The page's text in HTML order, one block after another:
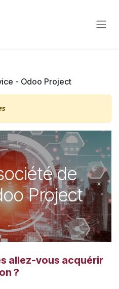
- Odoo Project
de
Project
allez-vous acquérir
?